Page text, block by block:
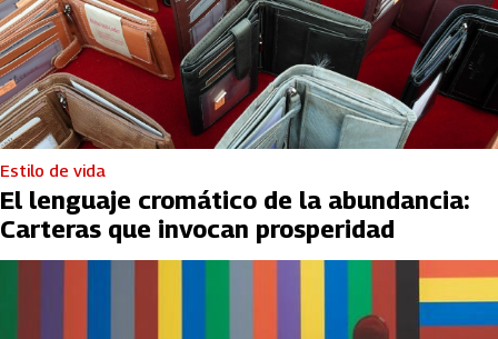
Estilo de vida
El lenguaje cromático de la abundancia:
Carteras que invocan prosperidad